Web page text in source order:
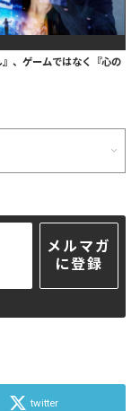
、ゲームではなく『心の
メルマガ
に登録
twitter